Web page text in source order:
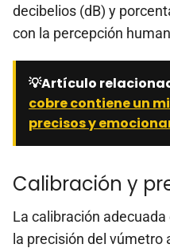
decibelios (dB) y
con la percepción
💡Artículo
cobre contiene un
precisos y
Calibración y
La calibración
la precisión del vúmetro